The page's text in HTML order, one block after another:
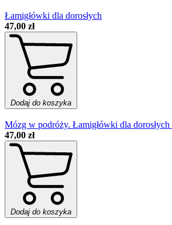
Łamigłówki dla dorosłych
47,00 zł
Dodaj do koszyka
Mózg w podróży. Łamigłówki dla
47,00 zł
Dodaj do koszyka